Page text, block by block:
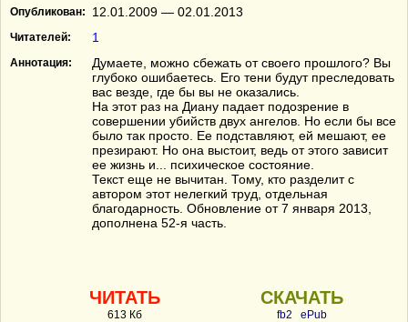
Опубликован: 12.01.2009 — 02.01.2013
Читателей: 1
Аннотация:
Думаете, можно сбежать от своего прошлого? Вы
глубоко ошибаетесь. Его тени будут преследовать
вас везде, где бы вы не оказались.
На этот раз на Диану падает подозрение в
совершении убийств двух ангелов. Но если бы все
было так просто. Ее подставляют, ей мешают, ее
презирают. Но она выстоит, ведь от этого зависит
ее жизнь и... психическое состояние.
Текст еще не вычитан. Тому, кто разделит с
автором этот нелегкий труд, отдельная
благодарность. Обновление от 7 января 2013,
дополнена 52-я часть.
ЧИТАТЬ
613 Кб
СКАЧАТЬ
fb2 ePub